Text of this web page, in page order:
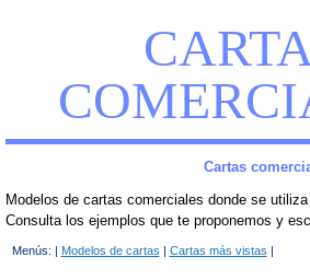
Cartas
Modelos de cartas comerciales donde se
Consulta los ejemplos que te proponemos y
Menús: | Modelos de cartas Cartas más vistas